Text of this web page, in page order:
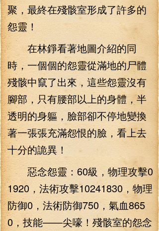
聚，最終在殘骸室形成了許多的
怨靈！
在林錚看著地圖介紹的同
時，一個個的怨靈從滿地的尸體
殘骸中竄了出來，這些怨靈沒有
腳部，只有腰部以上的身體，半
透明的身軀，臉部卻不停地變換
著一張張充滿怨恨的臉，看上去
十分的詭異！
惡念怨靈：60級，物理攻擊0
1920，法術攻擊10241830，物理
防御0，法術防御750，氣血865
0，技能——尖嚎！殘骸室的怨念